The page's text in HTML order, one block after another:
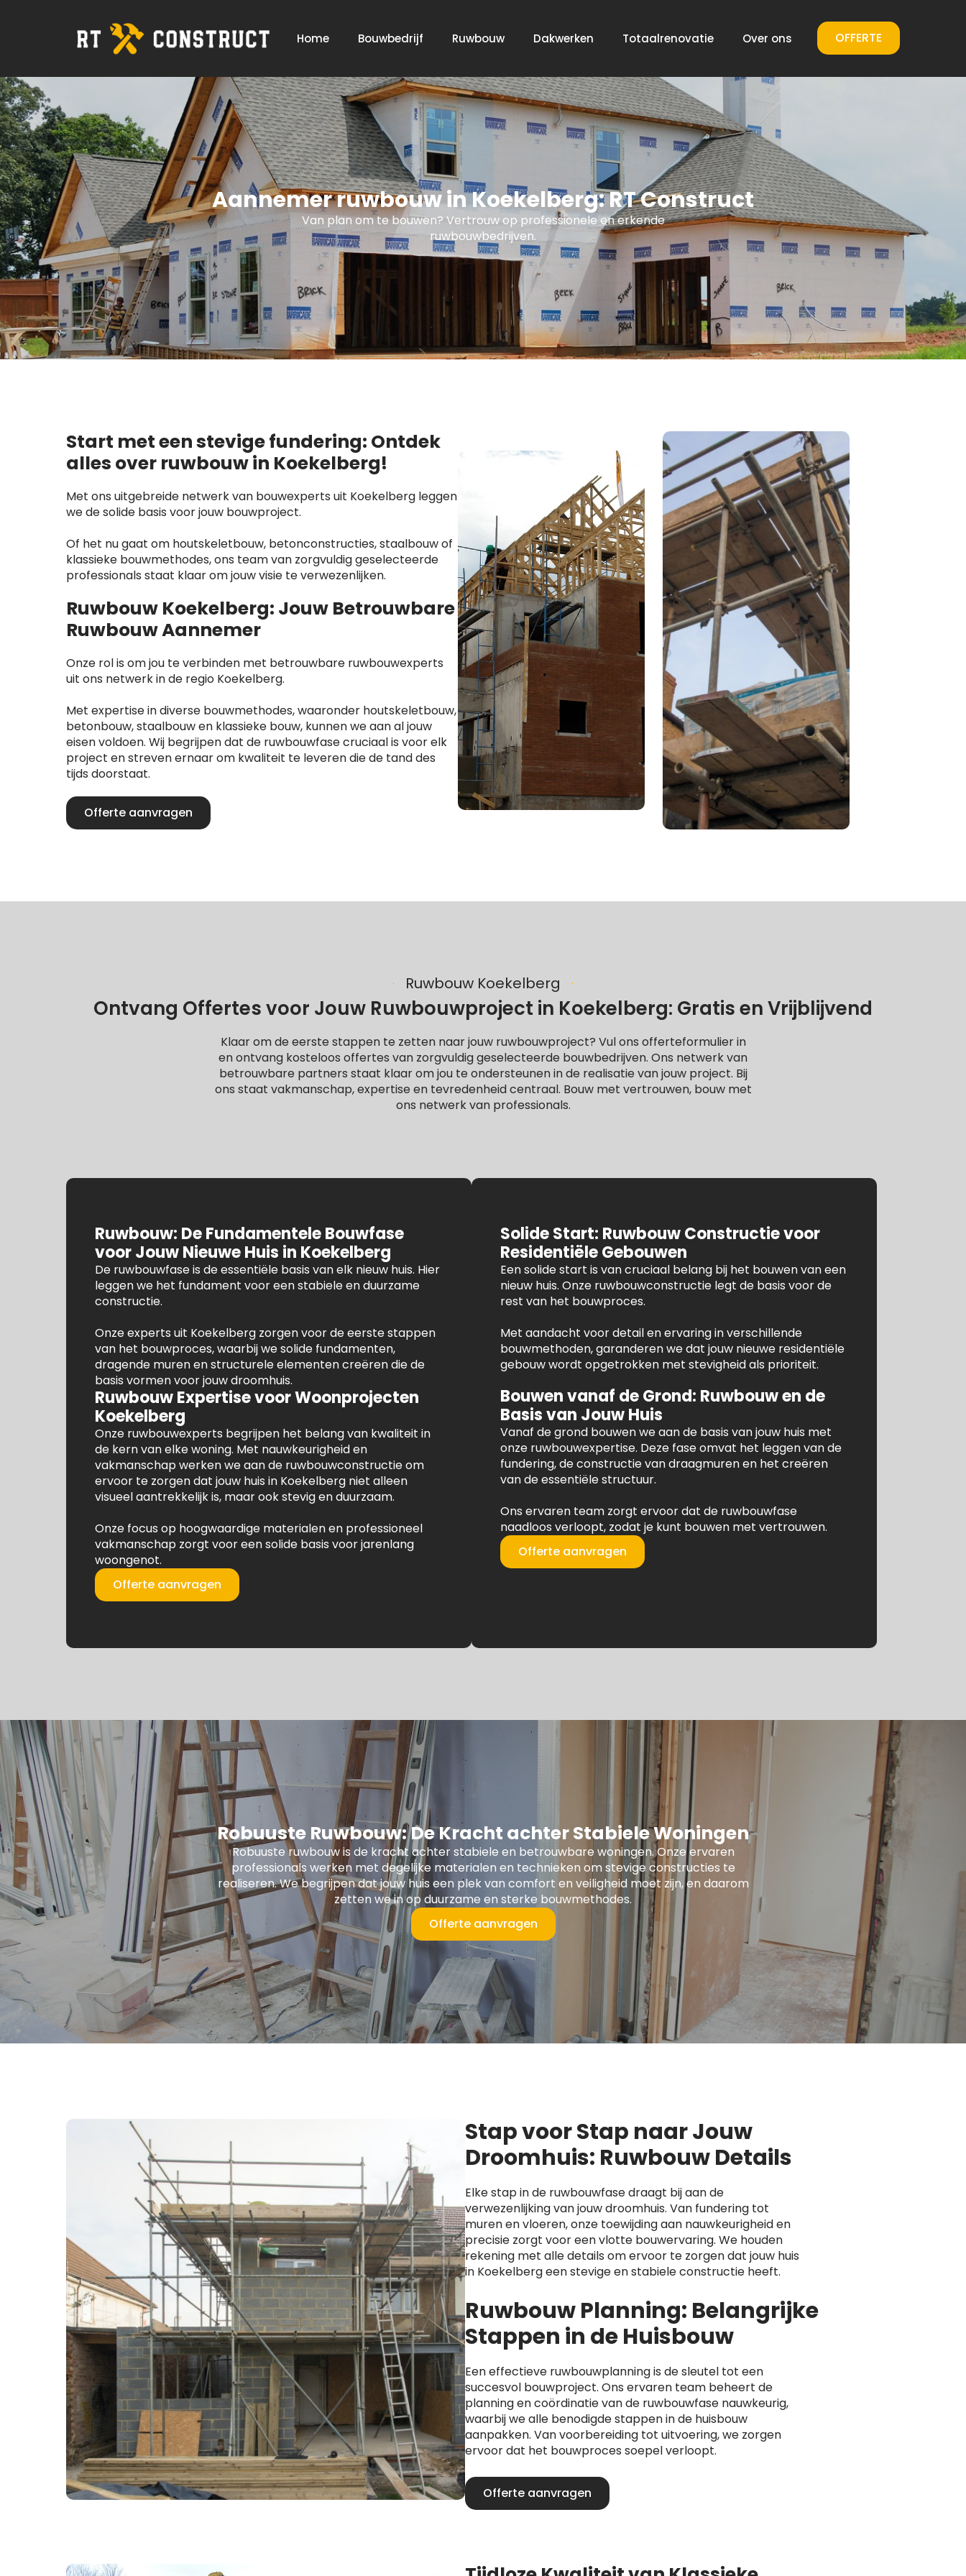
Home Bouwbedrijf Ruwbouw Dakwerken Totaalrenovatie Over ons OFFERTE
Aannemer ruwbouw in Koekelberg: RT Construct
Van plan om te bouwen? Vertrouw op professionele en erkende
ruwbouwbedrijven.
Start met een stevige fundering: Ontdek
alles over ruwbouw in Koekelberg!
Met ons uitgebreide netwerk van bouwexperts uit Koekelberg leggen
we de solide basis voor jouw bouwproject.
Of het nu gaat om houtskeletbouw, betonconstructies, staalbouw of
klassieke bouwmethodes, ons team van zorgvuldig geselecteerde
professionals staat klaar om jouw visie te verwezenlijken.
Ruwbouw Koekelberg: Jouw Betrouwbare
Ruwbouw Aannemer
Onze rol is om jou te verbinden met betrouwbare ruwbouwexperts
uit ons netwerk in de regio Koekelberg.
Met expertise in diverse bouwmethodes, waaronder houtskeletbouw,
betonbouw, staalbouw en klassieke bouw, kunnen we aan al jouw
eisen voldoen. Wij begrijpen dat de ruwbouwfase cruciaal is voor elk
project en streven ernaar om kwaliteit te leveren die de tand des
tijds doorstaat.
Offerte aanvragen
Ruwbouw Koekelberg
Ontvang Offertes voor Jouw Ruwbouwproject in Koekelberg: Gratis en Vrijblijvend
Klaar om de eerste stappen te zetten naar jouw ruwbouwproject? Vul ons offerteformulier in
en ontvang kosteloos offertes van zorgvuldig geselecteerde bouwbedrijven. Ons netwerk van
betrouwbare partners staat klaar om jou te ondersteunen in de realisatie van jouw project. Bij
ons staat vakmanschap, expertise en tevredenheid centraal. Bouw met vertrouwen, bouw met
ons netwerk van professionals.
Ruwbouw: De Fundamentele Bouwfase
voor Jouw Nieuwe Huis in Koekelberg
De ruwbouwfase is de essentiële basis van elk nieuw huis. Hier
leggen we het fundament voor een stabiele en duurzame
constructie.
Onze experts uit Koekelberg zorgen voor de eerste stappen
van het bouwproces, waarbij we solide fundamenten,
dragende muren en structurele elementen creëren die de
basis vormen voor jouw droomhuis.
Ruwbouw Expertise voor Woonprojecten
Koekelberg
Onze ruwbouwexperts begrijpen het belang van kwaliteit in
de kern van elke woning. Met nauwkeurigheid en
vakmanschap werken we aan de ruwbouwconstructie om
ervoor te zorgen dat jouw huis in Koekelberg niet alleen
visueel aantrekkelijk is, maar ook stevig en duurzaam.
Onze focus op hoogwaardige materialen en professioneel
vakmanschap zorgt voor een solide basis voor jarenlang
woongenot.
Offerte aanvragen
Solide Start: Ruwbouw Constructie voor
Residentiële Gebouwen
Een solide start is van cruciaal belang bij het bouwen van een
nieuw huis. Onze ruwbouwconstructie legt de basis voor de
rest van het bouwproces.
Met aandacht voor detail en ervaring in verschillende
bouwmethoden, garanderen we dat jouw nieuwe residentiële
gebouw wordt opgetrokken met stevigheid als prioriteit.
Bouwen vanaf de Grond: Ruwbouw en de
Basis van Jouw Huis
Vanaf de grond bouwen we aan de basis van jouw huis met
onze ruwbouwexpertise. Deze fase omvat het leggen van de
fundering, de constructie van draagmuren en het creëren
van de essentiële structuur.
Ons ervaren team zorgt ervoor dat de ruwbouwfase
naadloos verloopt, zodat je kunt bouwen met vertrouwen.
Offerte aanvragen
Robuuste Ruwbouw: De Kracht achter Stabiele Woningen
Robuuste ruwbouw is de kracht achter stabiele en betrouwbare woningen. Onze ervaren
professionals werken met degelijke materialen en technieken om stevige constructies te
realiseren. We begrijpen dat jouw huis een plek van comfort en veiligheid moet zijn, en daarom
zetten we in op duurzame en sterke bouwmethodes.
Offerte aanvragen
Stap voor Stap naar Jouw
Droomhuis: Ruwbouw Details
Elke stap in de ruwbouwfase draagt bij aan de
verwezenlijking van jouw droomhuis. Van fundering tot
muren en vloeren, onze toewijding aan nauwkeurigheid en
precisie zorgt voor een vlotte bouwervaring. We houden
rekening met alle details om ervoor te zorgen dat jouw huis
in Koekelberg een stevige en stabiele constructie heeft.
Ruwbouw Planning: Belangrijke
Stappen in de Huisbouw
Een effectieve ruwbouwplanning is de sleutel tot een
succesvol bouwproject. Ons ervaren team beheert de
planning en coördinatie van de ruwbouwfase nauwkeurig,
waarbij we alle benodigde stappen in de huisbouw
aanpakken. Van voorbereiding tot uitvoering, we zorgen
ervoor dat het bouwproces soepel verloopt.
Offerte aanvragen